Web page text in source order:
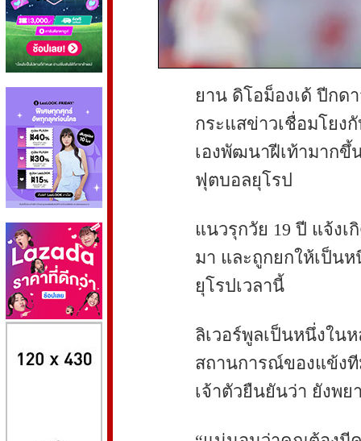
ยาน ดิโอม็องเด้ ปีกด
กระแสข่าวเชื่อมโยง
เองพัฒนาฝีเท้ามากขึ้
ฟุตบอลยุโรป
แนวรุกวัย 19 ปี แจ้ง
มา และถูกยกให้เป็น
ยุโรปเวลานี้
ลิเวอร์พูลเป็นหนึ่งใน
สถานการณ์ของแข้ง
เจ้าตัวยืนยันว่า ยังพ